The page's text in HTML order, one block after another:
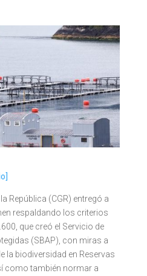
República (CGR) entregó a
respaldando los criterios
que creó el Servicio de
(SBAP), con miras a
la biodiversidad en Reservas
como también normar a